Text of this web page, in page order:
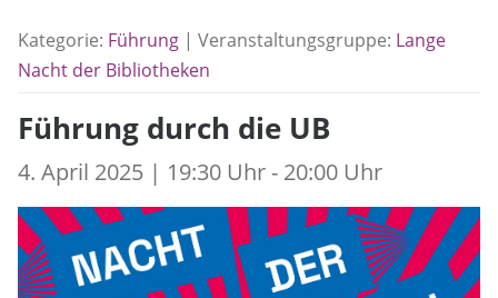
Kategorie: Führung | Veranstaltungsgruppe: Lange
Nacht der Bibliotheken
Führung durch die UB
4. April 2025 | 19:30 Uhr - 20:00 Uhr